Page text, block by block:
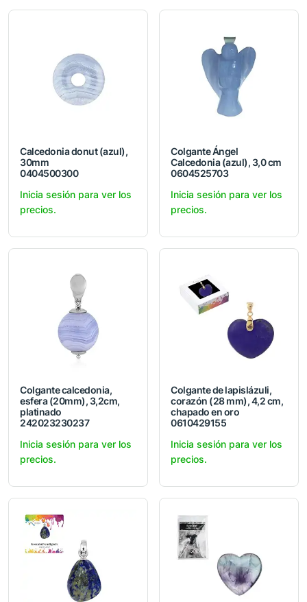
Calcedonia donut (azul),
30mm
0404500300
Inicia sesión para ver los
precios.
Colgante Ángel
Calcedonia (azul), 3,0 cm
0604525703
Inicia sesión para ver los
precios.
Colgante calcedonia,
esfera (20mm), 3,2cm,
platinado
242023230237
Inicia sesión para ver los
precios.
Colgante de lapislázuli,
corazón (28 mm), 4,2 cm,
chapado en oro
0610429155
Inicia sesión para ver los
precios.